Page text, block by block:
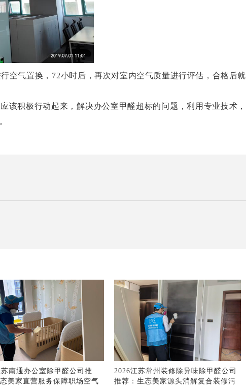
空气置换， 72小时后，再次对室内空气质量进行评估，合格后就
该积极行动起来，解决办公室甲醛超标的问题，利用专业技术，
苏南通办公室除甲醛公司推
美家直营服务保障职场空气
2026江苏常州装修除异味除甲醛公司
推荐：生态美家源头消解复合装修污